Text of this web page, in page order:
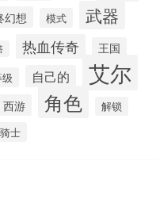
幻想 模式 武器
热血传奇 王国
自己的 艾尔
西游 角色 解锁
骑士